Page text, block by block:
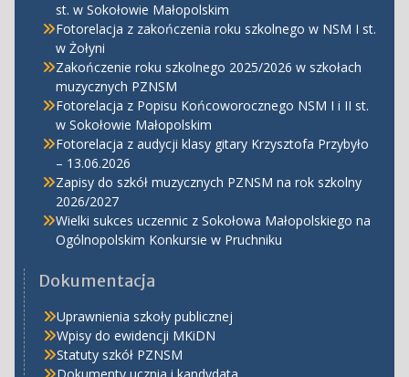
st. w Sokołowie Małopolskim
Fotorelacja z zakończenia roku szkolnego w NSM I st.
w Żołyni
Zakończenie roku szkolnego 2025/2026 w szkołach
muzycznych PZNSM
Fotorelacja z Popisu Końcoworocznego NSM I i II st.
w Sokołowie Małopolskim
Fotorelacja z audycji klasy gitary Krzysztofa Przybyło
– 13.06.2026
Zapisy do szkół muzycznych PZNSM na rok szkolny
2026/2027
Wielki sukces uczennic z Sokołowa Małopolskiego na
Ogólnopolskim Konkursie w Pruchniku
Dokumentacja
Uprawnienia szkoły publicznej
Wpisy do ewidencji MKiDN
Statuty szkół PZNSM